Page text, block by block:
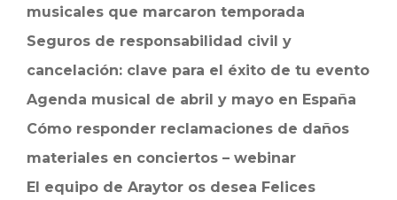
musicales que marcaron temporada
Seguros de responsabilidad civil y
cancelación: clave para el éxito de tu evento
Agenda musical de abril y mayo en España
Cómo responder reclamaciones de daños
materiales en conciertos – webinar
El equipo de Araytor os desea Felices